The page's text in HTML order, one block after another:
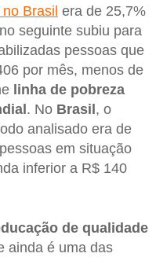
Brasil era de 25,7%
seguinte subiu para
pessoas que
por mês, menos de
linha de pobreza
. No Brasil, o
analisado era de
em situação
inferior a R$ 140
de qualidade
ainda é uma das